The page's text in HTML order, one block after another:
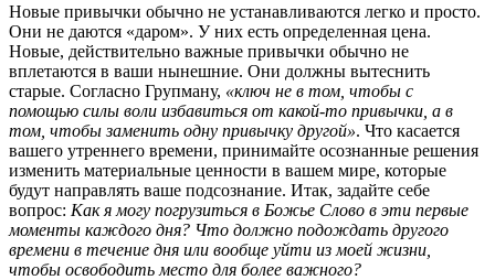
Новые привычки обычно не устанавливаются легко и просто.
Они не даются «даром». У них есть определенная цена.
Новые, действительно важные привычки обычно не
вплетаются в ваши нынешние. Они должны вытеснить
старые. Согласно Групману, «ключ не в том, чтобы с
помощью силы воли избавиться от какой-то привычки, а в
том, чтобы заменить одну привычку другой». Что касается
вашего утреннего времени, принимайте осознанные решения
изменить материальные ценности в вашем мире, которые
будут направлять ваше подсознание. Итак, задайте себе
вопрос: Как я могу погрузиться в Божье Слово в эти первые
моменты каждого дня? Что должно подождать другого
времени в течение дня или вообще уйти из моей жизни,
чтобы освободить место для более важного?